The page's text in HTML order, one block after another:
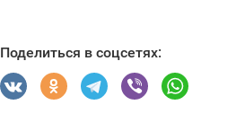
Поделиться в соцсетях: